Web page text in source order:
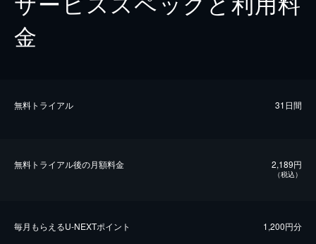
金
無料トライアル 31日間
無料トライアル後の⽉額料金 2,189円
（税込）
毎⽉もらえるU-NEXTポイント 1,200円分